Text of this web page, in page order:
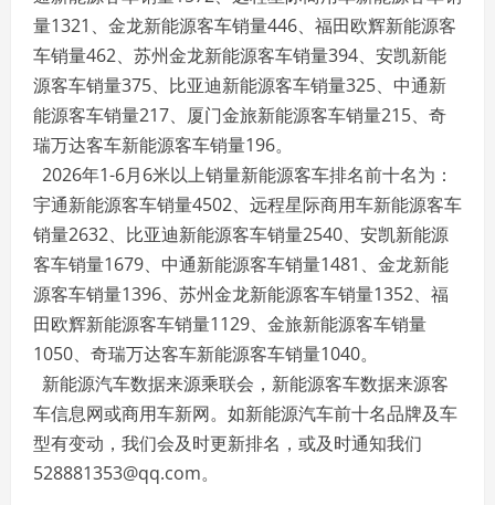
量1321、金龙新能源客车销量446、福田欧辉新能源客
车销量462、苏州金龙新能源客车销量394、安凯新能
源客车销量375、比亚迪新能源客车销量325、中通新
能源客车销量217、厦门金旅新能源客车销量215、奇
瑞万达客车新能源客车销量196。
2026年1-6月6米以上销量新能源客车排名前十名为：
宇通新能源客车销量4502、远程星际商用车新能源客车
销量2632、比亚迪新能源客车销量2540、安凯新能源
客车销量1679、中通新能源客车销量1481、金龙新能
源客车销量1396、苏州金龙新能源客车销量1352、福
田欧辉新能源客车销量1129、金旅新能源客车销量
1050、奇瑞万达客车新能源客车销量1040。
新能源汽车数据来源乘联会，新能源客车数据来源客
车信息网或商用车新网。如新能源汽车前十名品牌及车
型有变动，我们会及时更新排名，或及时通知我们
528881353@qq.com。